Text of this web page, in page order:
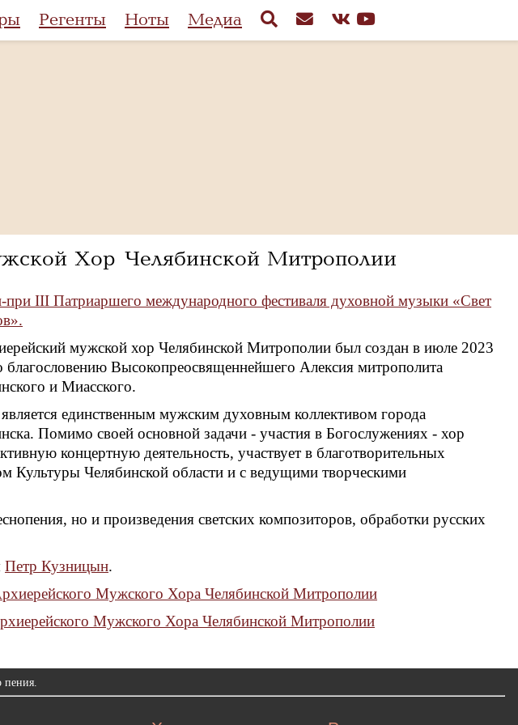
Регенты Ноты Медиа
Хор Челябинской Митрополии
при III Патриаршего международного фестиваля духовной музыки «Свет
мужской хор Челябинской Митрополии был создан в июле 2023
благословению Высокопреосвященнейшего Алексия митрополита
и Миасского.
единственным мужским духовным коллективом города
Помимо своей основной задачи - участия в Богослужениях - хор
концертную деятельность, участвует в благотворительных
Культуры Челябинской области и с ведущими творческими
но и произведения светских композиторов, обработки русских
Петр Кузницын.
Мужского Хора Челябинской Митрополии
Мужского Хора Челябинской Митрополии